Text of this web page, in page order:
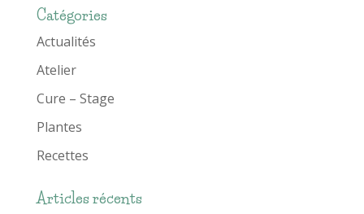
Catégories
Actualités
Atelier
Cure – Stage
Plantes
Recettes
Articles récents